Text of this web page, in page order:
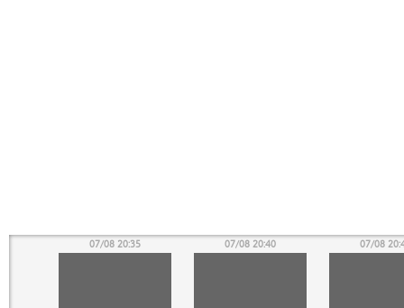
07/08 20:35 07/08 20:40 07/08